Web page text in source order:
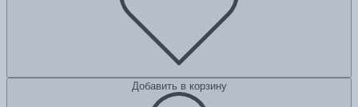
Добавить в корзину